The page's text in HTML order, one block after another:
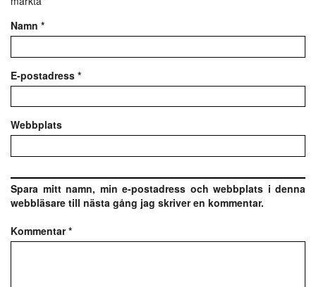
Namn *
E-postadress *
Webbplats
Spara mitt namn, min e-postadress och webbplats i denna
webbläsare till nästa gång jag skriver en kommentar.
Kommentar*